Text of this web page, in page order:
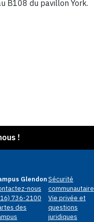
B108 du pavillon York.
!
Glendon
nous
736-2100
des
Sécurité
communautaire
Vie privée et
questions
juridiques